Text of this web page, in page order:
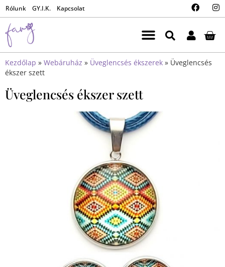
Rólunk GY.I.K. Kapcsolat
Kezdőlap » Webáruház » Üveglencsés ékszerek » Üveglencsés
ékszer szett
Üveglencsés ékszer szett